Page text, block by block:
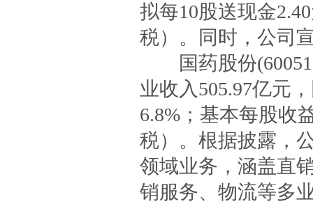
拟每10股送现金
税）。同时，公司
国药股份
业收入505.97亿元
6.8%；基本每股收
税）。根据披露，
领域业务，涵盖直
销服务、物流等多